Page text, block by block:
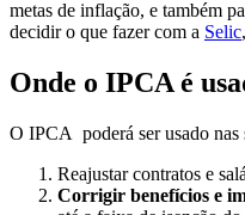
metas de inflação, e também
decidir o que fazer com a Selic
Onde o IPCA é
O IPCA poderá ser usado nas
Reajustar contratos e
Corrigir benefícios e